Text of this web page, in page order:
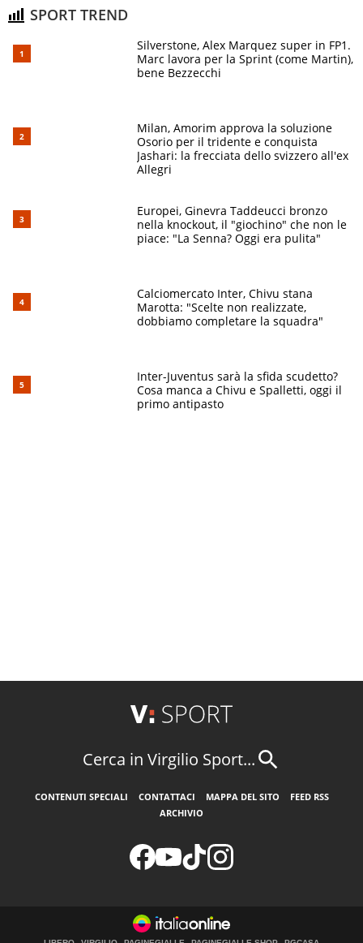
SPORT TREND
Silverstone, Alex Marquez super in FP1.
Marc lavora per la Sprint (come Martin),
bene Bezzecchi
Milan, Amorim approva la soluzione
Osorio per il tridente e conquista
Jashari: la frecciata dello svizzero all'ex
Allegri
Europei, Ginevra Taddeucci bronzo
nella knockout, il "giochino" che non le
piace: "La Senna? Oggi era pulita"
Calciomercato Inter, Chivu stana
Marotta: "Scelte non realizzate,
dobbiamo completare la squadra"
Inter-Juventus sarà la sfida scudetto?
Cosa manca a Chivu e Spalletti, oggi il
primo antipasto
Cerca in Virgilio Sport...
CONTENUTI SPECIALI CONTATTACI MAPPA DEL SITO
FEED RSS
ARCHIVIO